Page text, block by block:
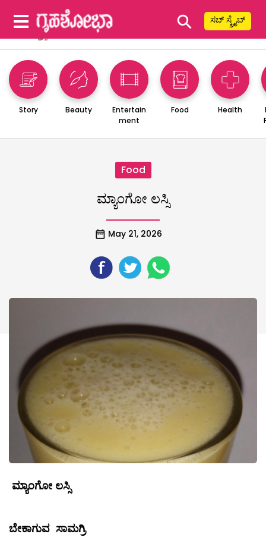
⚲ ಸಬ್ ಸ್ಕ್ರೈಬ್
Story Beauty
Entertain
ment
Food Health
Food
ಮ್ಯಾಂಗೋ ಲಸ್ಸಿ
May 21, 2026
ಮ್ಯಾಂಗೋ ಲಸ್ಸಿ
ಬೇಕಾಗುವ ಸಾಮಗ್ರಿ